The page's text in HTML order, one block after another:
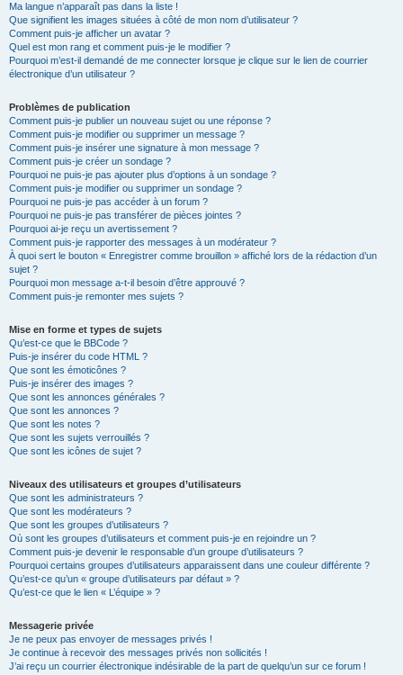
Ma langue n’apparaît pas dans la liste !
Que signifient les images situées à côté de mon nom d’utilisateur ?
Comment puis-je afficher un avatar ?
Quel est mon rang et comment puis-je le modifier ?
Pourquoi m’est-il demandé de me connecter lorsque je clique sur le lien de courrier
électronique d’un utilisateur ?
Problèmes de publication
Comment puis-je publier un nouveau sujet ou une réponse ?
Comment puis-je modifier ou supprimer un message ?
Comment puis-je insérer une signature à mon message ?
Comment puis-je créer un sondage ?
Pourquoi ne puis-je pas ajouter plus d’options à un sondage ?
Comment puis-je modifier ou supprimer un sondage ?
Pourquoi ne puis-je pas accéder à un forum ?
Pourquoi ne puis-je pas transférer de pièces jointes ?
Pourquoi ai-je reçu un avertissement ?
Comment puis-je rapporter des messages à un modérateur ?
À quoi sert le bouton « Enregistrer comme brouillon » affiché lors de la rédaction d’un
sujet ?
Pourquoi mon message a-t-il besoin d’être approuvé ?
Comment puis-je remonter mes sujets ?
Mise en forme et types de sujets
Qu’est-ce que le BBCode ?
Puis-je insérer du code HTML ?
Que sont les émoticônes ?
Puis-je insérer des images ?
Que sont les annonces générales ?
Que sont les annonces ?
Que sont les notes ?
Que sont les sujets verrouillés ?
Que sont les icônes de sujet ?
Niveaux des utilisateurs et groupes d’utilisateurs
Que sont les administrateurs ?
Que sont les modérateurs ?
Que sont les groupes d’utilisateurs ?
Où sont les groupes d’utilisateurs et comment puis-je en rejoindre un ?
Comment puis-je devenir le responsable d’un groupe d’utilisateurs ?
Pourquoi certains groupes d’utilisateurs apparaissent dans une couleur différente ?
Qu’est-ce qu’un « groupe d’utilisateurs par défaut » ?
Qu’est-ce que le lien « L’équipe » ?
Messagerie privée
Je ne peux pas envoyer de messages privés !
Je continue à recevoir des messages privés non sollicités !
J’ai reçu un courrier électronique indésirable de la part de quelqu’un sur ce forum !